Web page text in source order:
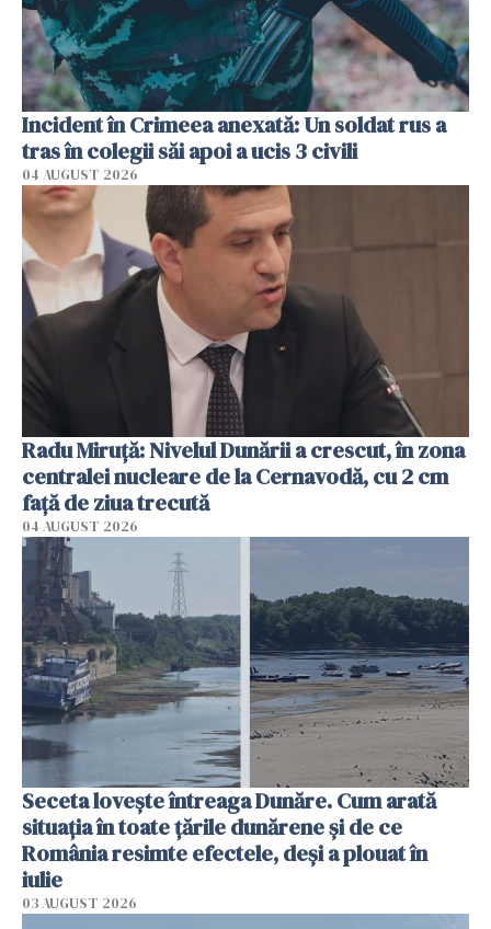
Incident în Crimeea anexată: Un soldat rus a
tras în colegii săi apoi a ucis 3 civili
04 AUGUST 2026
Radu Miruţă: Nivelul Dunării a crescut, în zona
centralei nucleare de la Cernavodă, cu 2 cm
faţă de ziua trecută
04 AUGUST 2026
Seceta lovește întreaga Dunăre. Cum arată
situația în toate țările dunărene și de ce
România resimte efectele, deși a plouat în
iulie
03 AUGUST 2026